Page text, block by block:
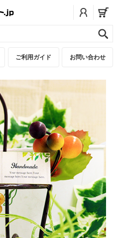
ご利用ガイド お問い合わせ